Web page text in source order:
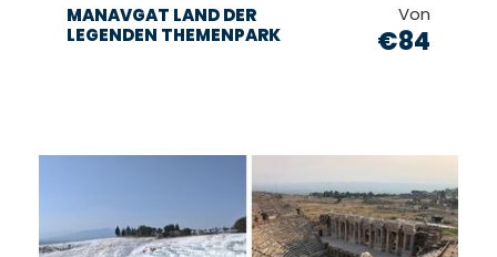
MANAVGAT LAND DER
LEGENDEN THEMENPARK
Von
€84